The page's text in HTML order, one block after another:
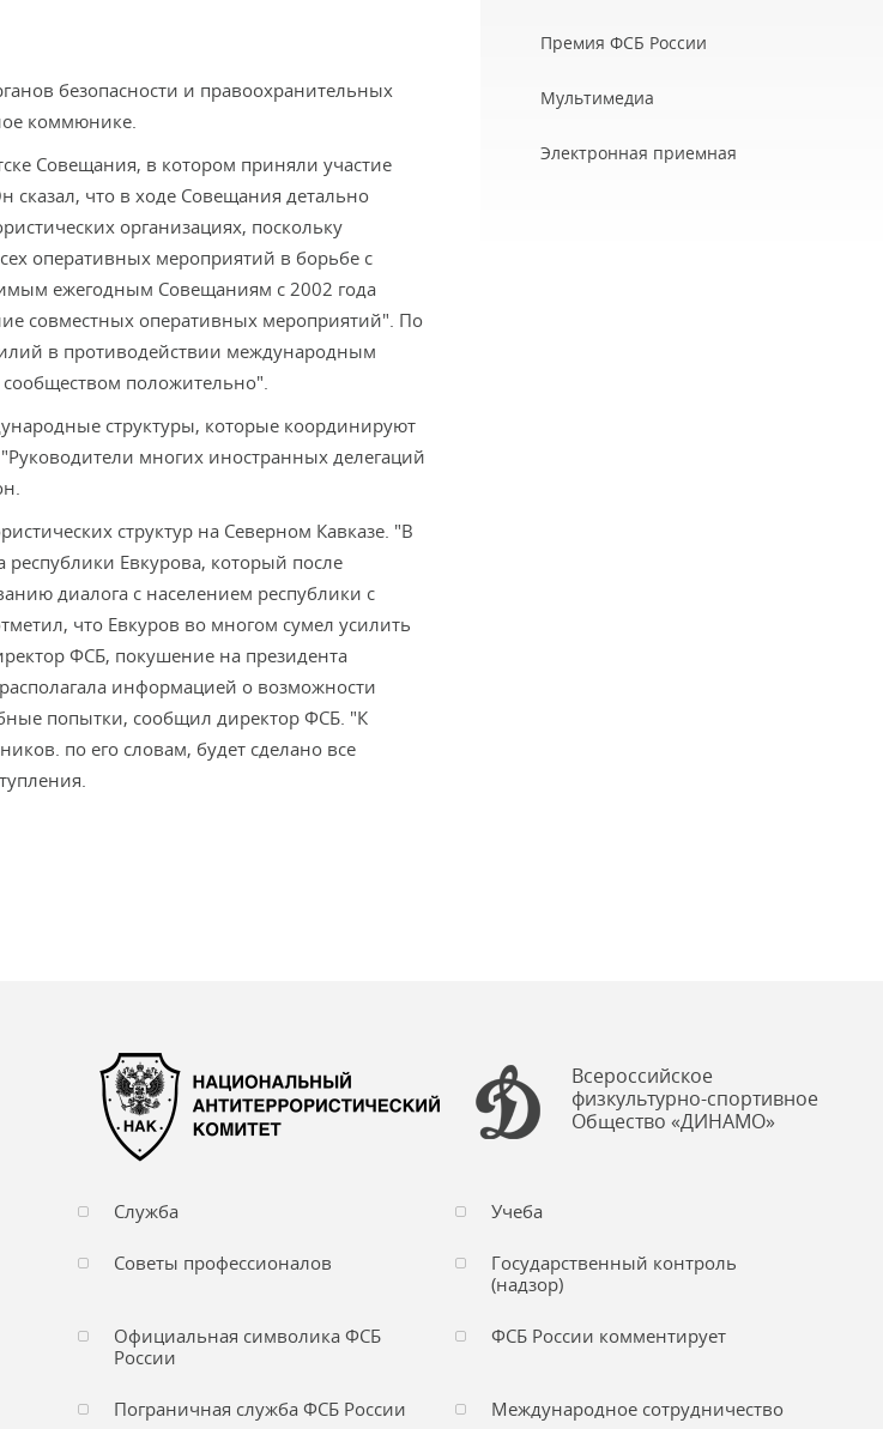
безопасности и правоохранительных
коммюнике.
Совещания, в котором приняли участие
сказал, что в ходе Совещания детально
организациях, поскольку
оперативных мероприятий в борьбе с
ежегодным Совещаниям с 2002 года
совместных оперативных мероприятий". По
в противодействии международным
положительно".
структуры, которые координируют
многих иностранных делегаций
структур на Северном Кавказе. "В
республики Евкурова, который после
диалога с населением республики с
что Евкуров во многом сумел усилить
ФСБ, покушение на президента
информацией о возможности
попытки, сообщил директор ФСБ. "К
по его словам, будет сделано все
Премия ФСБ России
Мультимедиа
Электронная приемная
Всероссийское
физкультурно-спортивное
Общество «ДИНАМО»
Служба Учеба
Советы профессионалов
Государственный контроль
(надзор)
Официальная символика ФСБ
России
ФСБ России комментирует
Пограничная служба ФСБ России Международное сотрудничество